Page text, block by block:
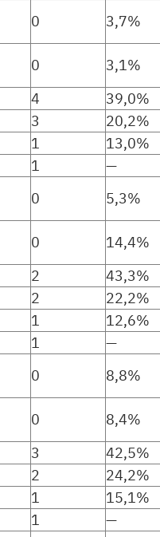
0 3,7%
0
3,1%
4
39,0%
3
20,2%
1
13,0%
1
—
0 5,3%
0
14,4%
2
43,3%
2
22,2%
1
12,6%
1
—
0 8,8%
0
8,4%
3
42,5%
2
24,2%
1
15,1%
1
—